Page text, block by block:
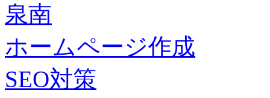
泉南
ホームページ作成
SEO対策